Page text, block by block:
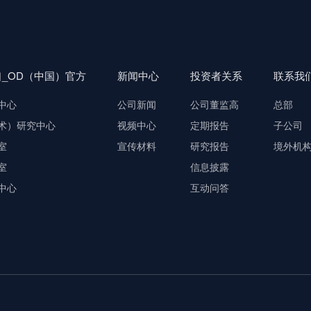
（中国）官方
心
）研究中心
心
新闻中心
公司新闻
视频中心
宣传材料
投资者关系
公司董监高
定期报告
研究报告
信息披露
互动问答
联系我
总部
子公司
境外机